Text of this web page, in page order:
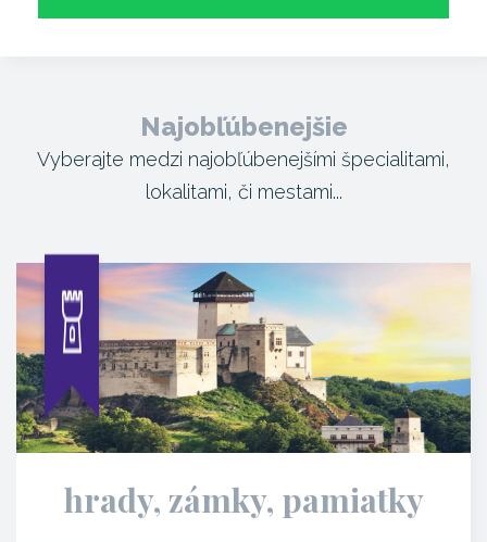
Najobľúbenejšie
Vyberajte medzi najobľúbenejšími špecialitami,
lokalitami, či mestami...
hrady, zámky, pamiatky